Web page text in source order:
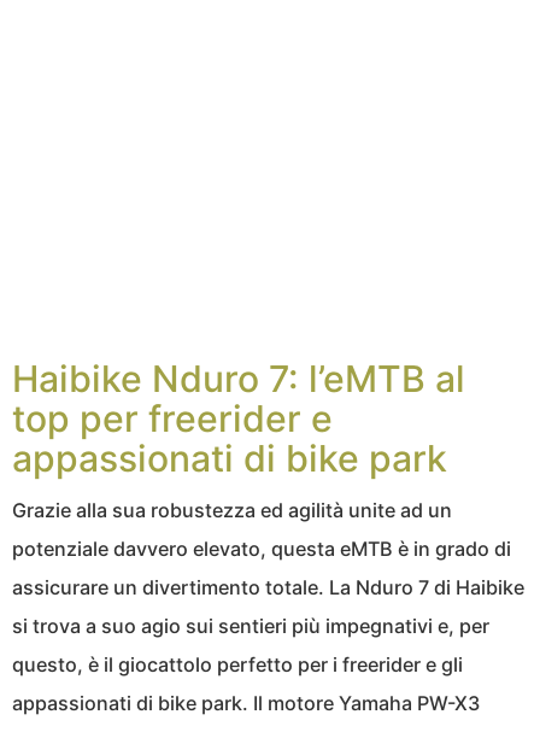
Haibike Nduro 7: l’eMTB al
top per freerider e
appassionati di bike park
Grazie alla sua robustezza ed agilità unite ad un
potenziale davvero elevato, questa eMTB è in grado di
assicurare un divertimento totale. La Nduro 7 di Haibike
si trova a suo agio sui sentieri più impegnativi e, per
questo, è il giocattolo perfetto per i freerider e gli
appassionati di bike park. Il motore Yamaha PW-X3